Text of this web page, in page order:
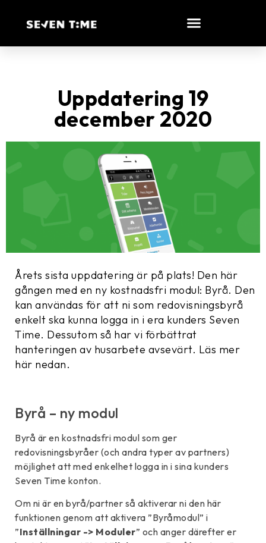
Uppdatering 19
december 2020
Årets sista uppdatering är på plats! Den här
gången med en ny kostnadsfri modul: Byrå. Den
kan användas för att ni som redovisningsbyrå
enkelt ska kunna logga in i era kunders Seven
Time. Dessutom så har vi förbättrat
hanteringen av husarbete avsevärt. Läs mer
här nedan.
Byrå – ny modul
Byrå är en kostnadsfri modul som ger
redovisningsbyråer (och andra typer av partners)
möjlighet att med enkelhet logga in i sina kunders
Seven Time konton.
Om ni är en byrå/partner så aktiverar ni den här
funktionen genom att aktivera ”Byråmodul” i
”Inställningar -> Moduler” och anger därefter er